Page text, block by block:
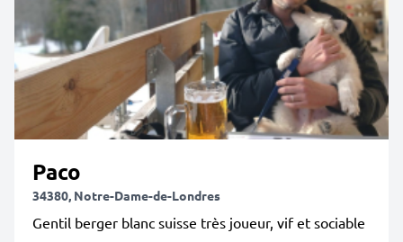
Paco
34380, Notre-Dame-de-Londres
Gentil berger blanc suisse très joueur, vif et sociable